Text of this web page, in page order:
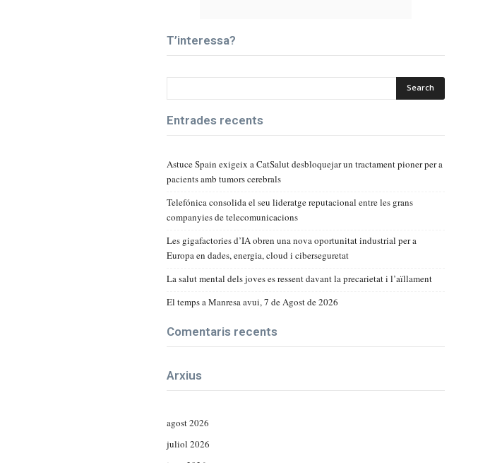
T’interessa?
Entrades recents
Astuce Spain exigeix a CatSalut desbloquejar un tractament pioner per a
pacients amb tumors cerebrals
Telefónica consolida el seu lideratge reputacional entre les grans
companyies de telecomunicacions
Les gigafactories d’IA obren una nova oportunitat industrial per a
Europa en dades, energia, cloud i ciberseguretat
La salut mental dels joves es ressent davant la precarietat i l’aïllament
El temps a Manresa avui, 7 de Agost de 2026
Comentaris recents
Arxius
agost 2026
juliol 2026